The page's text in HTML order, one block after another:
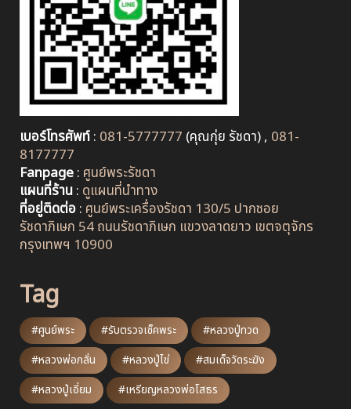
เบอร์โทรศัพท์: 081-5777777 (คุณกุ่ย รัชดา) , 081-
8177777
Fanpage: ศูนย์พระรัชดา
แผนที่ร้าน: ดูแผนที่นำทาง
ที่อยู่ติดต่อ: ศูนย์พระเครื่องรัชดา 130/5 ปากซอย
รัชดาภิเษก 54 ถนนรัชดาภิเษก แขวงลาดยาว เขตจตุจักร
กรุงเทพฯ 10900
Tag
#ศูนย์พระ #รับตรวจเช็คพระ
#หลวงปู่ทวด
#หลวงพ่อกลั่น
#หลวงปู่ไข่
#สมเด็จวัดระฆัง
#หลวงปู่เอี่ยม
#เหรียญหลวงพ่อโสธร